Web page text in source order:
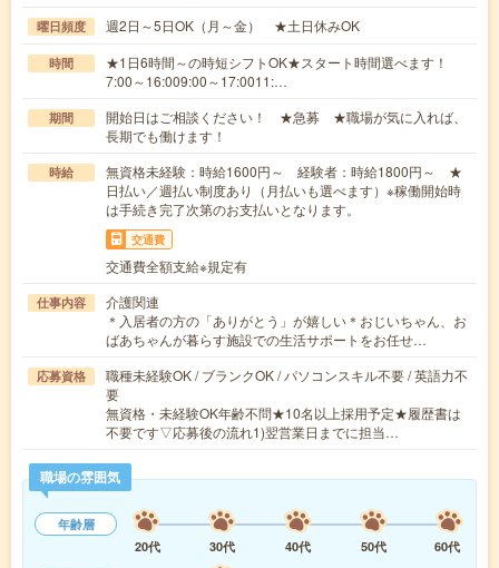
曜日頻度 週2日～5日OK（月～金） ★土日休みOK
時間
★1日6時間～の時短シフトOK★スタート時間選べます！
7:00～16:009:00～17:0011:…
期間
開始日はご相談ください！ ★急募 ★職場が気に入れば、
長期でも働けます！
時給
無資格未経験：時給1600円～ 経験者：時給1800円～ ★
日払い／週払い制度あり（月払いも選べます）※稼働開始時
は手続き完了次第のお支払いとなります。
交通費
交通費全額支給※規定有
仕事内容
介護関連
＊入居者の方の「ありがとう」が嬉しい＊おじいちゃん、お
ばあちゃんが暮らす施設での生活サポートをお任せ…
応募資格
職種未経験OK / ブランクOK / パソコンスキル不要 / 英語力不
要
無資格・未経験OK年齢不問★10名以上採用予定★履歴書は
不要です▽応募後の流れ1)翌営業日までに担当…
職場の雰囲気
年齢層
20代
30代 40代 50代
60代